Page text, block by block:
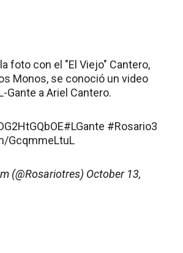
foto con el "El Viejo" Cantero,
Monos, se conoció un video
Gante a Ariel Cantero.
#LGante #Rosario3
GcqmmeLtuL
(@Rosariotres) October 13,